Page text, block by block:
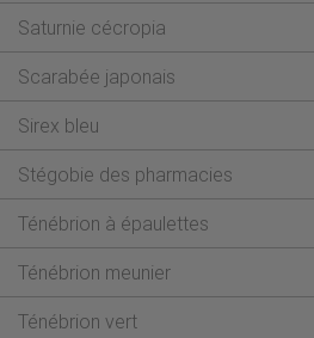
Saturnie cécropia
Scarabée japonais
Sirex bleu
Stégobie des pharmacies
Ténébrion à épaulettes
Ténébrion meunier
Ténébrion vert